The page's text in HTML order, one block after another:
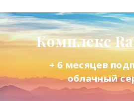
Комплекс
+ 6 месяцев
облачный